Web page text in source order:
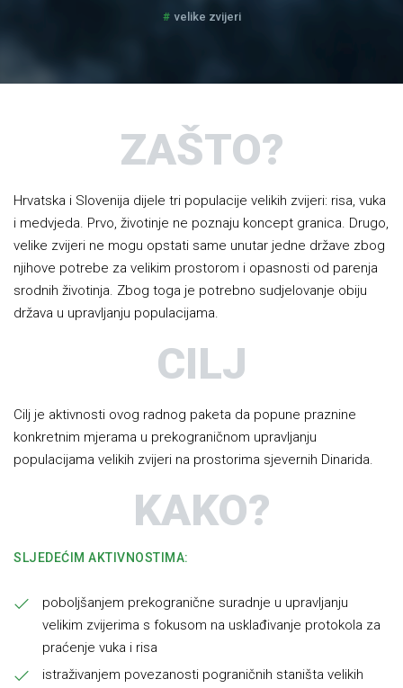
velike zvijeri
ZAŠTO?
Hrvatska i Slovenija dijele tri populacije velikih zvijeri: risa, vuka
i medvjeda. Prvo, životinje ne poznaju koncept granica. Drugo,
velike zvijeri ne mogu opstati same unutar jedne države zbog
njihove potrebe za velikim prostorom i opasnosti od parenja
srodnih životinja. Zbog toga je potrebno sudjelovanje obiju
država u upravljanju populacijama.
CILJ
Cilj je aktivnosti ovog radnog paketa da popune praznine
konkretnim mjerama u prekograničnom upravljanju
populacijama velikih zvijeri na prostorima sjevernih Dinarida.
KAKO?
SLJEDEĆIM AKTIVNOSTIMA:
poboljšanjem prekogranične suradnje u upravljanju
velikim zvijerima s fokusom na usklađivanje protokola za
praćenje vuka i risa
istraživanjem povezanosti pograničnih staništa velikih